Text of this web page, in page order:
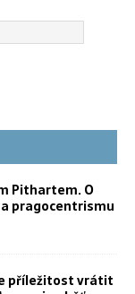
Pithartem. O
pragocentrismu
příležitost vrátit